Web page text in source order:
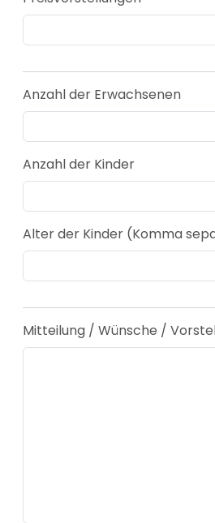
Anzahl der Erwachsenen
Anzahl der Kinder
Alter der Kinder (Komma
Mitteilung / Wünsche /